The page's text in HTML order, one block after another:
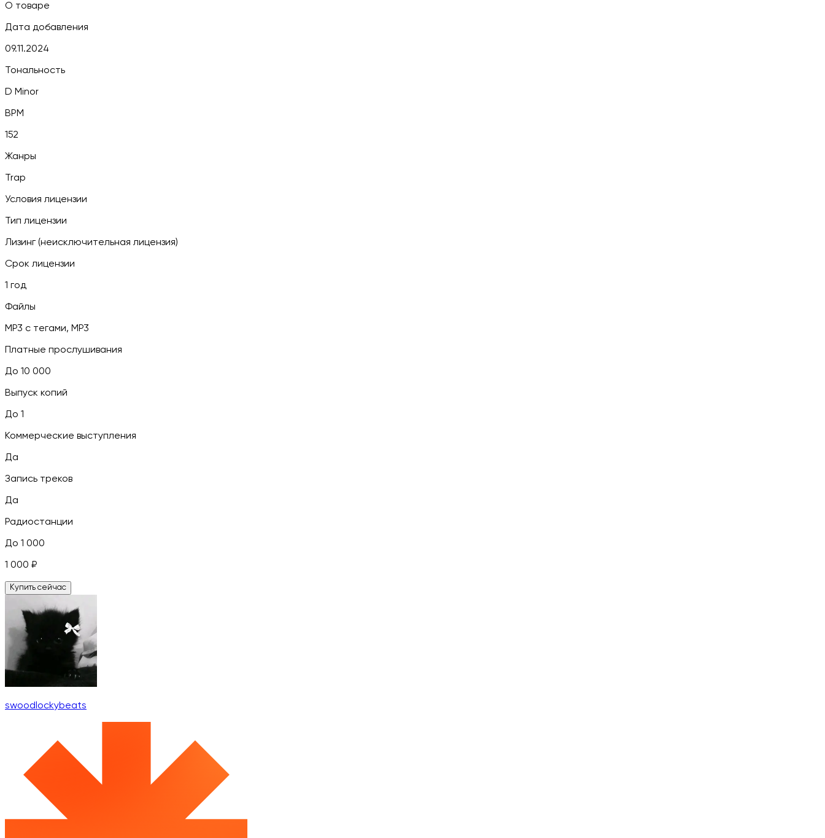
О товаре
Дата добавления
09.11.2024
Тональность
D Minor
BPM
152
Жанры
Trap
Условия лицензии
Тип лицензии
Лизинг (неисключительная лицензия)
Срок лицензии
1 год
Файлы
MP3 c тегами, MP3
Платные прослушивания
До 10 000
Выпуск копий
До 1
Коммерческие выступления
Да
Запись треков
Да
Радиостанции
До 1 000
1 000 ₽
Купить сейчас
swoodlockybeats